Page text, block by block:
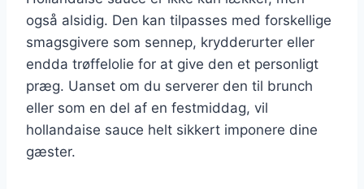
også alsidig. Den kan tilpasses med forskellige
smagsgivere som sennep, krydderurter eller
endda trøffelolie for at give den et personligt
præg. Uanset om du serverer den til brunch
eller som en del af en festmiddag, vil
hollandaise sauce helt sikkert imponere dine
gæster.